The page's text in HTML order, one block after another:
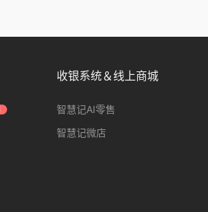
收银系统＆线上商城
智慧记AI零售
智慧记微店